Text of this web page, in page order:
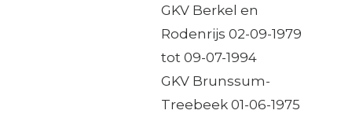
GKV Berkel en
Rodenrijs 02-09-1979
tot 09-07-1994
GKV Brunssum-
Treebeek 01-06-1975